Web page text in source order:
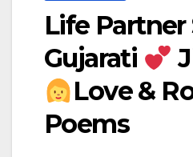
Life Partner
Gujarati
Love &
Poems